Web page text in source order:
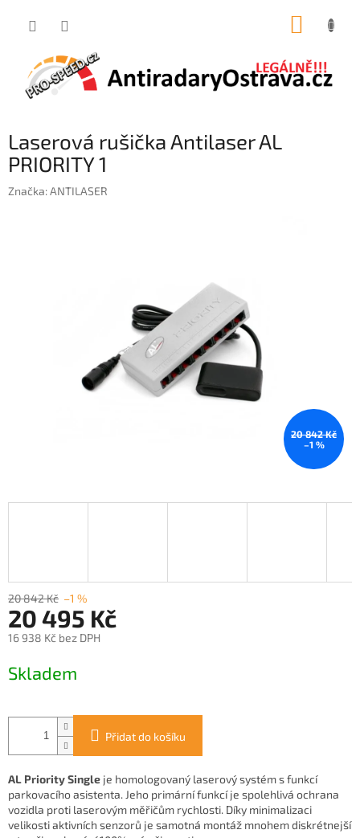
Laserová rušička Antilaser AL
PRIORITY 1
Značka:ANTILASER
20 842 Kč
–1 %
20 842 Kč –1 %
20 495 Kč
16 938 Kč bez DPH
cena:
Skladem
Přidat do košíku
AL Priority Single je homologovaný laserový systém s funkcí
parkovacího asistenta. Jeho primární funkcí je spolehlivá ochrana
vozidla proti laserovým měřičům rychlosti. Díky minimalizaci
velikosti aktivních senzorů je samotná montáž mnohem diskrétnejší